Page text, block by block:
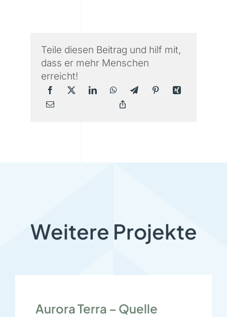
Teile diesen Beitrag und hilf mit,
dass er mehr Menschen
erreicht!
Weitere Projekte
Aurora Terra – Quelle